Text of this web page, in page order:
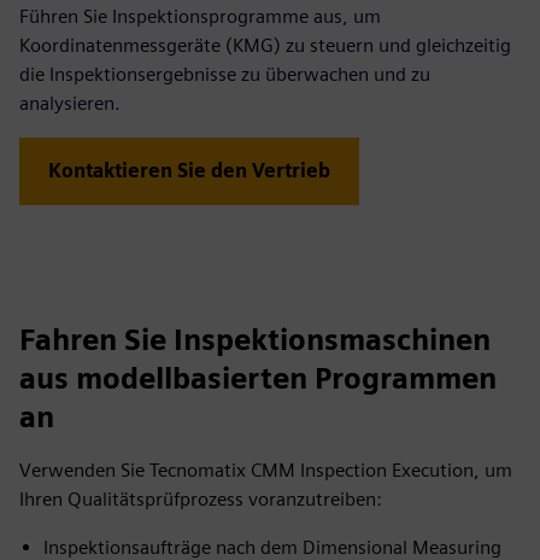
Führen Sie Inspektionsprogramme aus, um
Koordinatenmessgeräte (KMG) zu steuern und gleichzeitig
die Inspektionsergebnisse zu überwachen und zu
analysieren.
Kontaktieren Sie den Vertrieb
Fahren Sie Inspektionsmaschinen
aus modellbasierten Programmen
an
Verwenden Sie Tecnomatix CMM Inspection Execution, um
Ihren Qualitätsprüfprozess voranzutreiben:
Inspektionsaufträge nach dem Dimensional Measuring